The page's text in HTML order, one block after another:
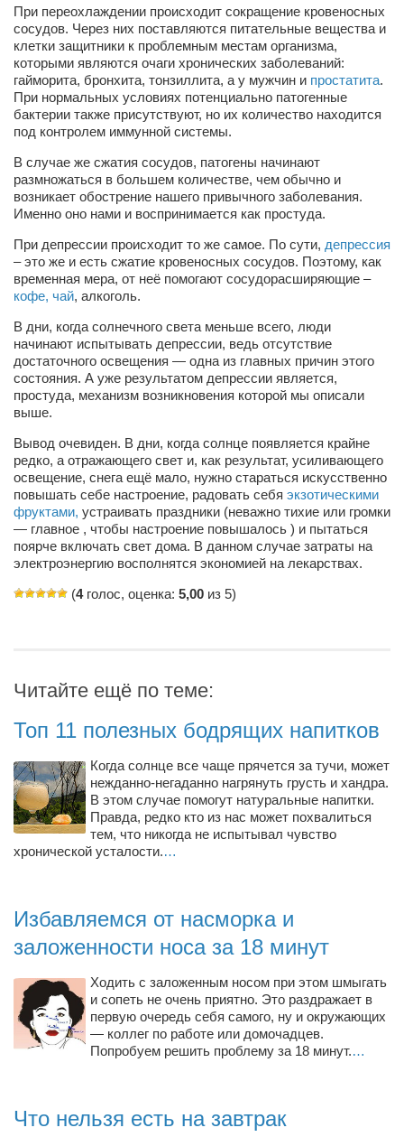
Барды
Владимир Айзенберг
Игорь Добровольский
Ольга Козаченко
Оксана Скоробагатская
Александра Скорук
Евгений Полюхович
Ольга Чикина
Бизнес-партнёры
Здоровье
Косметологическое отделение КП Сумская
городская клиническая больница №4
Оптика — Медтехника
Кафе, клубы, рестораны
«Винегрет» — демократичный ресторан
«ЧАЙ — КАВА» магазин — кафе
Магазины
Туризм
«Траверс» — экипировочный центр
Журналисты
Александр Гвоздик
Александр Кугук
Евгений Касьяненко
Сергей Коноз
Звукорежиссёры
Alfom Studio
Guitarproduction Studio
Поэты
При переохлаждении происходит сокращение кровеносных
сосудов. Через них поставляются питательные вещества и
клетки защитники к проблемным местам организма,
которыми являются очаги хронических заболеваний:
гайморита, бронхита, тонзиллита, а у мужчин и простатита.
При нормальных условиях потенциально патогенные
бактерии также присутствуют, но их количество находится
под контролем иммунной системы.
В случае же сжатия сосудов, патогены начинают
размножаться в большем количестве, чем обычно и
возникает обострение нашего привычного заболевания.
Именно оно нами и воспринимается как простуда.
При депрессии происходит то же самое. По сути, депрессия
– это же и есть сжатие кровеносных сосудов. Поэтому, как
временная мера, от неё помогают сосудорасширяющие –
кофе, чай, алкоголь.
В дни, когда солнечного света меньше всего, люди
начинают испытывать депрессии, ведь отсутствие
достаточного освещения — одна из главных причин этого
состояния. А уже результатом депрессии является,
простуда, механизм возникновения которой мы описали
выше.
Вывод очевиден. В дни, когда солнце появляется крайне
редко, а отражающего свет и, как результат, усиливающего
освещение, снега ещё мало, нужно стараться искусственно
повышать себе настроение, радовать себя экзотическими
фруктами, устраивать праздники (неважно тихие или громки
— главное , чтобы настроение повышалось ) и пытаться
поярче включать свет дома. В данном случае затраты на
электроэнергию восполнятся экономией на лекарствах.
(4голос, оценка: 5,00 из 5)
Читайте ещё по теме:
Топ 11 полезных бодрящих напитков
Когда солнце все чаще прячется за тучи, может
нежданно-негаданно нагрянуть грусть и хандра.
В этом случае помогут натуральные напитки.
Правда, редко кто из нас может похвалиться
тем, что никогда не испытывал чувство
хронической усталости.…
Избавляемся от насморка и
заложенности носа за 18 минут
Ходить с заложенным носом при этом шмыгать
и сопеть не очень приятно. Это раздражает в
первую очередь себя самого, ну и окружающих
— коллег по работе или домочадцев.
Попробуем решить проблему за 18 минут.…
Что нельзя есть на завтрак